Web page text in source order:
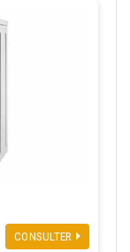
CONSULTER